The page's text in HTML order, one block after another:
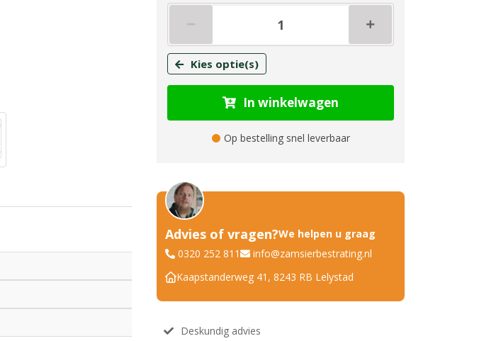
Kies optie(s)
In winkelwagen
Op bestelling snel leverbaar
Advies of vragen?We helpen u graag
0320 252 811
info@zamsierbestrating.nl
Kaapstanderweg 41, 8243 RB Lelystad
Deskundig advies